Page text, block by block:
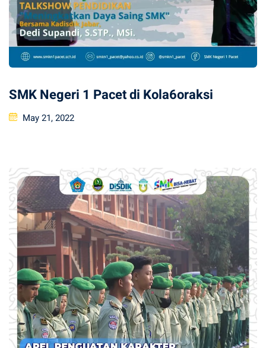
SMK Negeri 1 Pacet di Kola6oraksi
Posted
May 21, 2022